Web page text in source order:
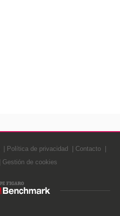
Política de privacidad
Contacto
Gestión de cookies